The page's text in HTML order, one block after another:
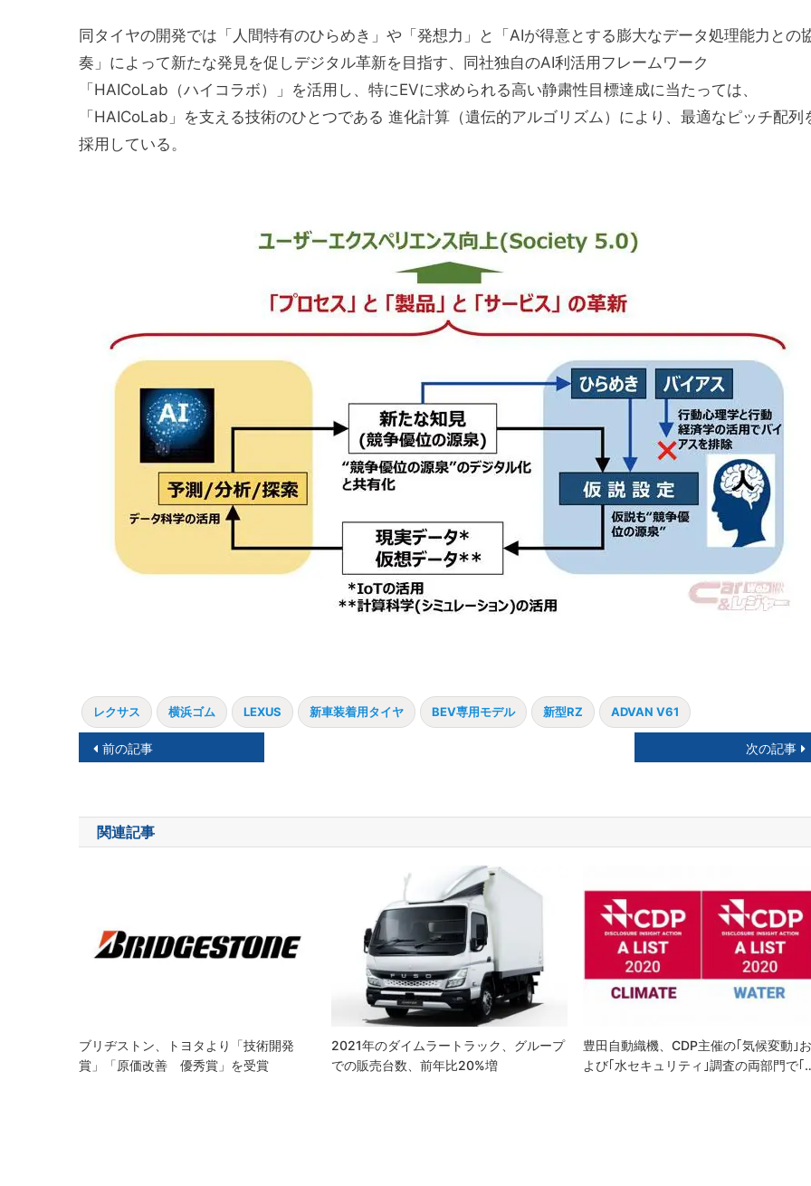
同タイヤの開発では「人間特有のひらめき」や「発想力」と「AIが得意とする膨大なデータ処理能力との
奏」によって新たな発見を促しデジタル革新を目指す、同社独自のAI利活用フレームワーク
「HAICoLab（ハイコラボ）」を活用し、特にEVに求められる高い静粛性目標達成に当たっては、
「HAICoLab」を支える技術のひとつである 進化計算（遺伝的アルゴリズム）により、最適なピッチ配列
採用している。
レクサス 横浜ゴム LEXUS 新車装着用タイヤ BEV専用モデル 新型RZ ADVAN V61
投
ナ
ビ
ー
シ
ン
前の記事 次の記事
関連記事
ブリヂストン、トヨタより「技術開発
賞」「原価改善 優秀賞」を受賞
2021年のダイムラートラック、グループ
での販売台数、前年比20%増
豊田自動織機、CDP主催の｢気候変動｣
よび｢水セキュリティ｣調査の両部門で｢